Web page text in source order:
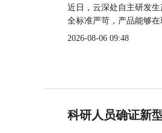
近日，云深处自主研发
全标准严苛，产品能够
2026-08-06 09:48
科研人员确证新